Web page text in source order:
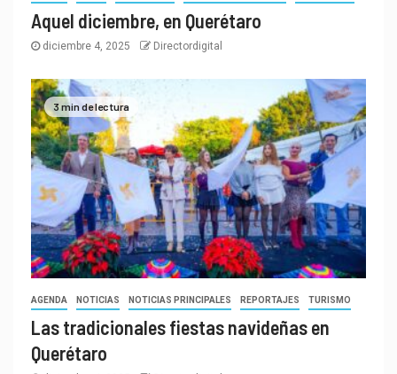
Aquel diciembre, en Querétaro
diciembre 4, 2025 Directordigital
3 min de lectura
AGENDA NOTICIAS NOTICIAS PRINCIPALES REPORTAJES TURISMO
Las tradicionales fiestas navideñas en
Querétaro